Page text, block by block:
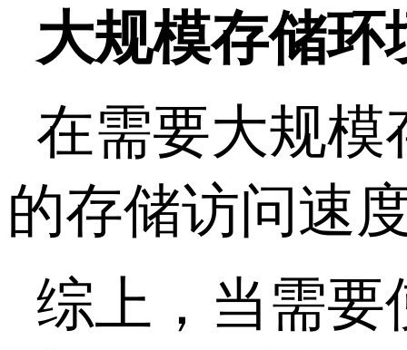
大规模存储环
在需要大规模
的存储访问速
综上，当需要